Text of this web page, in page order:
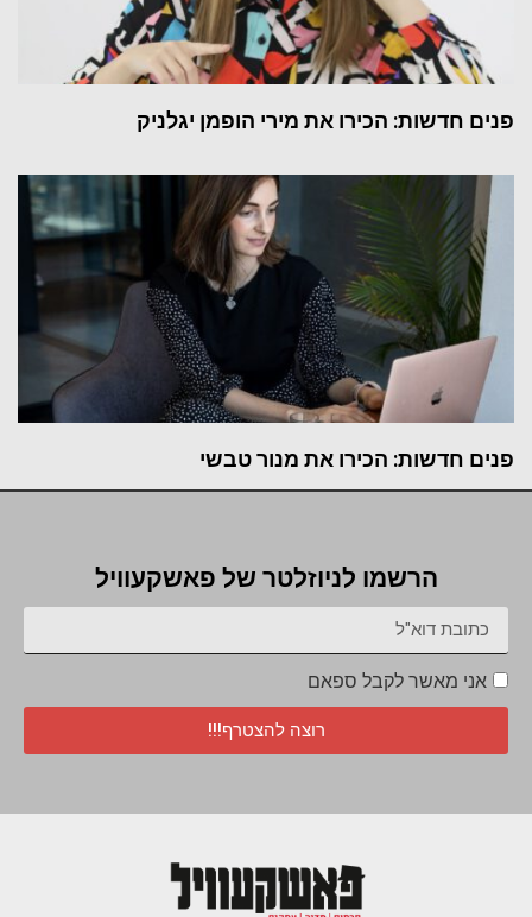
פנים חדשות: הכירו את מירי הופמן יגלניק
פנים חדשות: הכירו את מנור טבשי
הרשמו לניוזלטר של פאשקעוויל
אני מאשר לקבל ספאם
רוצה להצטרף!!!